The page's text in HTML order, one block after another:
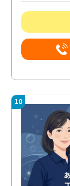
10